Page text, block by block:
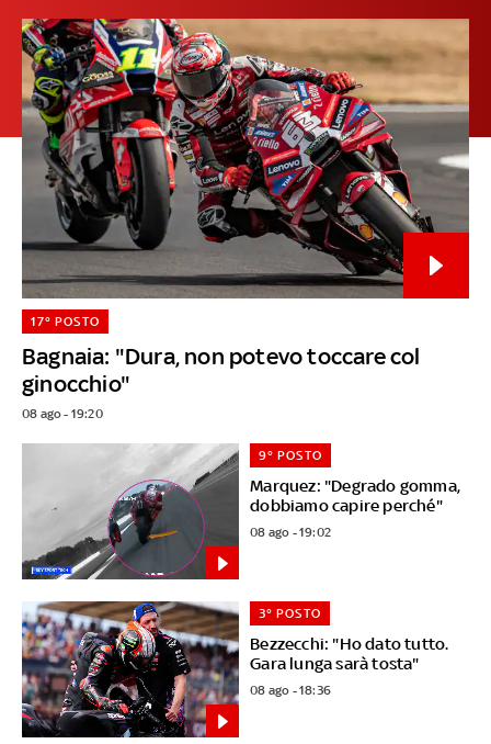
Bagnaia: "Dura, non potevo toccare col
ginocchio"
17° POSTO
08 ago - 19:20
Marquez: "Degrado gomma,
dobbiamo capire perché"
9° POSTO
08 ago - 19:02
Bezzecchi: "Ho dato tutto.
Gara lunga sarà tosta"
3° POSTO
08 ago - 18:36